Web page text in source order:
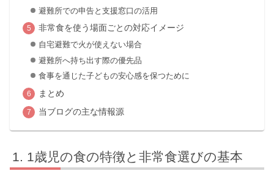
避難所での申告と支援窓口の活用
非常食を使う場面ごとの対応イメージ
自宅避難で火が使えない場合
避難所へ持ち出す際の優先品
食事を通じた子どもの安心感を保つために
まとめ
当ブログの主な情報源
1歳児の食の特徴と非常食選びの基本